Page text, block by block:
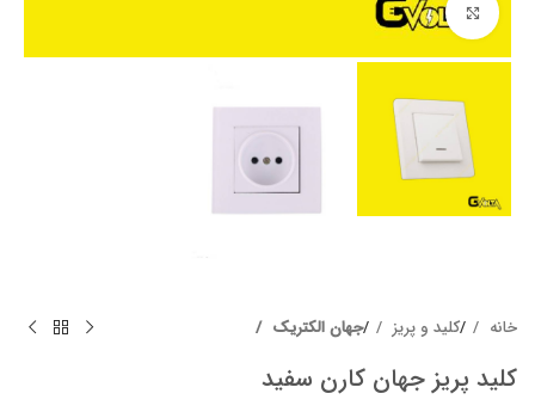
برای بزرگنمایی کلیک کنید
خانه کلید و پریز جهان الکتریک
کلید پریز جهان کارن سفید